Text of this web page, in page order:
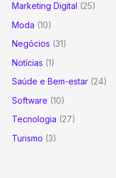
Marketing Digital (25)
Moda (10)
Negócios (31)
Notícias (1)
Saúde e Bem-estar (24)
Software (10)
Tecnologia (27)
Turismo (3)